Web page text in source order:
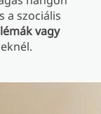
a szociális
vagy